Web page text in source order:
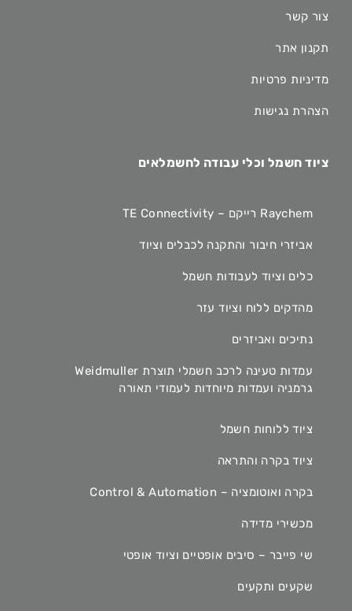
צור קשר
תקנון אתר
מדיניות פרטיות
הצהרת נגישות
ציוד חשמל וכלי עבודה לחשמלאים
Raychem רייקם – TE Connectivity
אביזרי חיבור והתקנה לכבלים וציוד
כלים וציוד לעבודות חשמל
מהדקים ללוח וציוד עזר
נתיכים ואביזרים
עמדות טעינה לרכב חשמלי תוצרת Weidmuller
גרמניה ועמדות מיוחדות לעמודי תאורה
ציוד ללוחות חשמל
ציוד בקרה והתראה
בקרה ואוטומציה – Control & Automation
מכשירי מדידה
שי פייבר – סיבים אופטיים וציוד אופטי
שקעים ותקעים